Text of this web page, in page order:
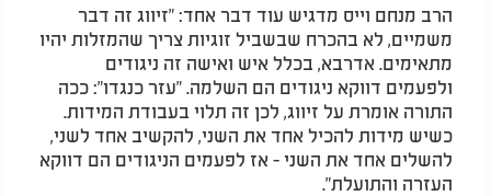
הרב מנחם וייס מדגיש עוד דבר אחד: "זיווג זה דבר
משמיים, לא בהכרח שבשביל זוגיות צריך שהמזלות יהיו
מתאימים. אדרבא, בכלל איש ואישה זה ניגודים
ולפעמים דווקא ניגודים הם השלמה. "עזר כנגדו": ככה
התורה אומרת על זיווג, לכן זה תלוי בעבודת המידות.
כשיש מידות להכיל אחד את השני, להקשיב אחד לשני,
להשלים אחד את השני - אז לפעמים הניגודים הם דווקא
העזרה והתועלת".